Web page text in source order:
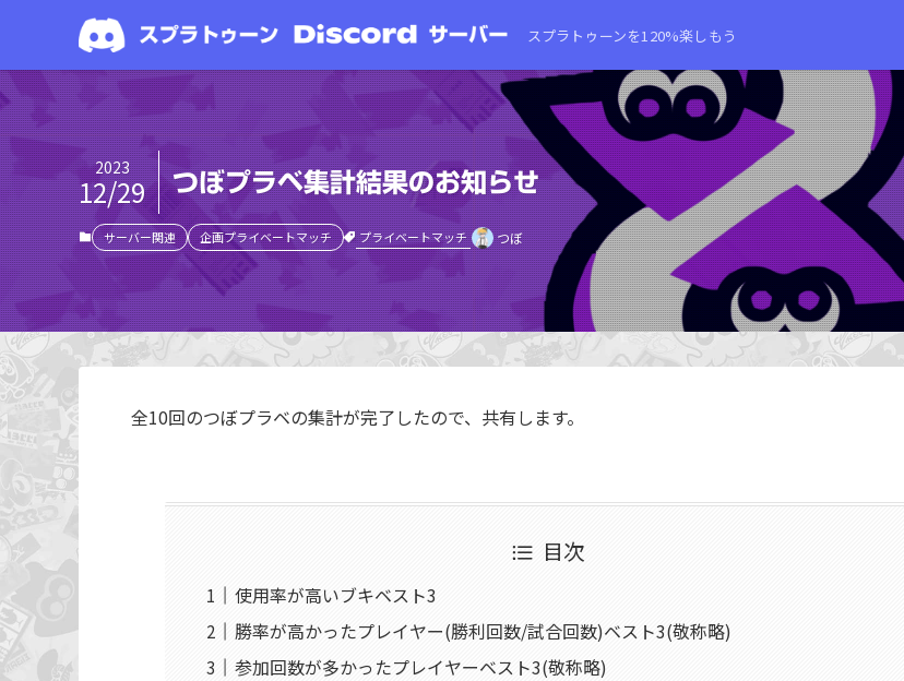
スプラトゥーンを120%楽しもう
つぼプラベ集計結果のお知らせ
2023
12/29
サーバー関連 企画プライベートマッチ プライベートマッチ つぼ
全10回のつぼプラベの集計が完了したので、共有します。
目次
使用率が高いブキベスト3
勝率が高かったプレイヤー(勝利回数/試合回数)ベスト3(敬称略)
参加回数が多かったプレイヤーベスト3(敬称略)